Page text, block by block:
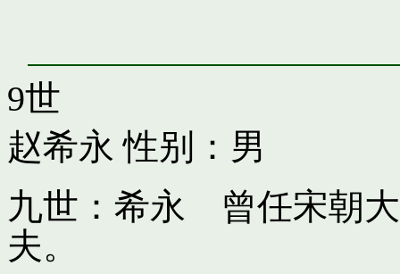
9世
赵希永 性别：男
九世：希永 曾任宋朝
夫。